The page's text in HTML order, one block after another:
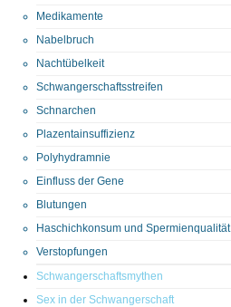
Medikamente
Nabelbruch
Nachtübelkeit
Schwangerschaftsstreifen
Schnarchen
Plazentainsuffizienz
Polyhydramnie
Einfluss der Gene
Blutungen
Haschichkonsum und Spermienqualität
Verstopfungen
Schwangerschaftsmythen
Sex in der Schwangerschaft